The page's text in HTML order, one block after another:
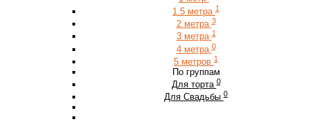
1.5 метра 1
2 метра 3
3 метра 1
4 метра 0
5 метров 1
По группам
Для торта 0
Для Свадьбы 0